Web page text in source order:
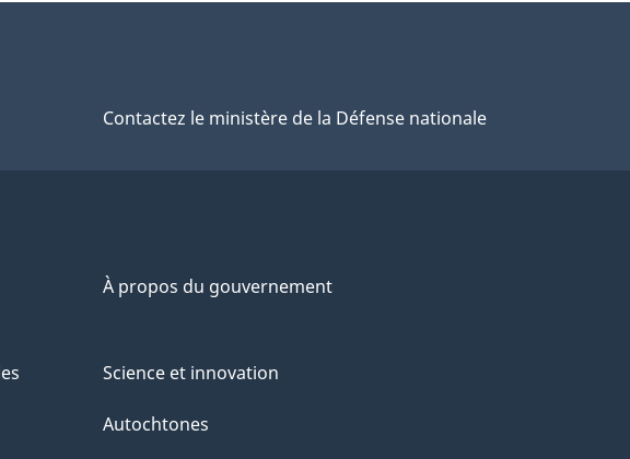
Contactez le ministère de la Défense nationale
À propos du gouvernement
Science et innovation
Autochtones